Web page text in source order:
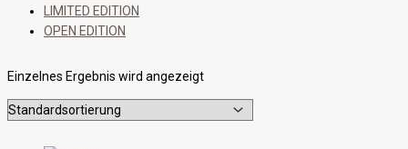
LIMITED EDITION
OPEN EDITION
Einzelnes Ergebnis wird angezeigt